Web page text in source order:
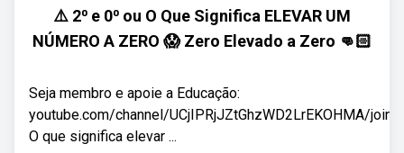
⚠️ 2⁰ e 0⁰ ou O Que Significa ELEVAR UM
NÚMERO A ZERO 😱 Zero Elevado a Zero 👊🏻
Seja membro e apoie a Educação:
youtube.com/channel/UCjIPRjJZtGhzWD2LrEKOHMA/join
O que significa elevar ...